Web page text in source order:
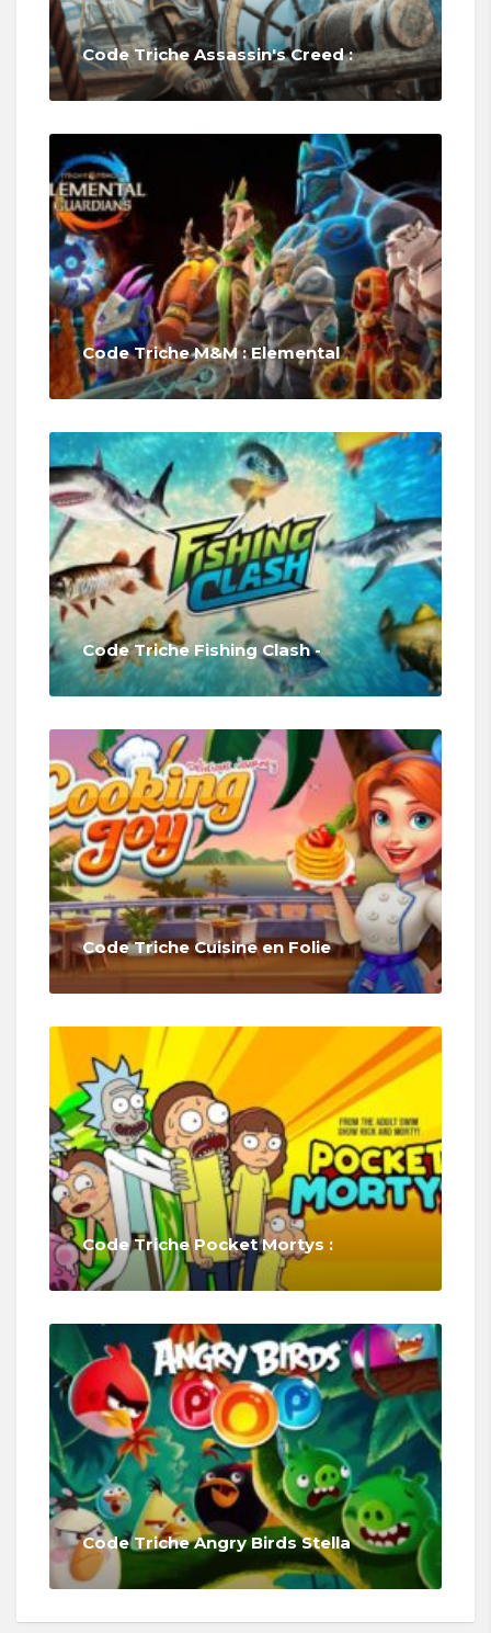
Code Triche Assassin's Creed :
Code Triche M&M : Elemental
Code Triche Fishing Clash -
Code Triche Cuisine en Folie
Code Triche Pocket Mortys :
Code Triche Angry Birds Stella